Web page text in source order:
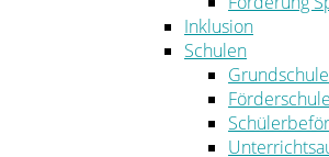
Inklusion
Schulen